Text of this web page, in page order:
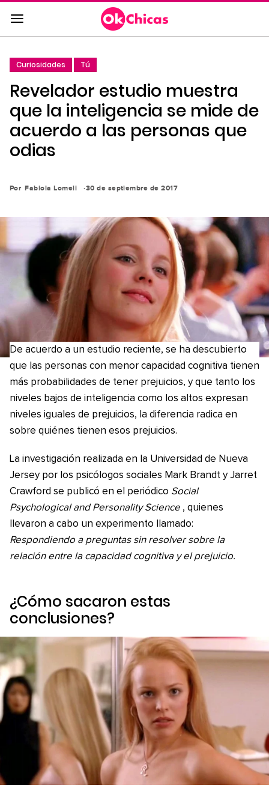
Saltar
al
contenido
a
la
navegación
principal
Curiosidades Tú
Revelador estudio muestra
que la inteligencia se mide de
acuerdo a las personas que
odias
Por Fabiola Lomeli 30 de septiembre de 2017
De acuerdo a un estudio reciente, se ha descubierto
que las personas con menor capacidad cognitiva tienen
más probabilidades de tener prejuicios, y que tanto los
niveles bajos de inteligencia como los altos expresan
niveles iguales de prejuicios, la diferencia radica en
sobre quiénes tienen esos prejuicios.
La investigación realizada en la Universidad de Nueva
Jersey por los psicólogos sociales Mark Brandt y Jarret
Crawford se publicó en el periódico Social
Psychological and Personality Science , quienes
llevaron a cabo un experimento llamado:
Respondiendo a preguntas sin resolver sobre la
relación entre la capacidad cognitiva y el prejuicio.
¿Cómo sacaron estas
conclusiones?